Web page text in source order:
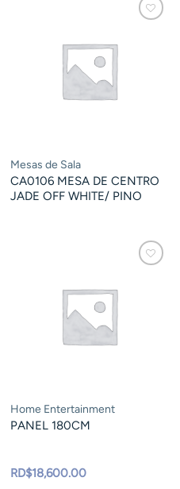
Mesas de Sala
CA0106 MESA DE CENTRO
JADE OFF WHITE/ PINO
Home Entertainment
PANEL 180CM
RD$18,600.00